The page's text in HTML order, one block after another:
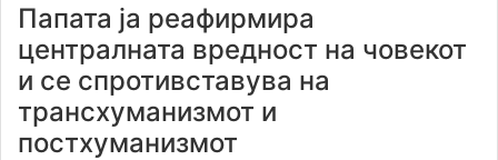
Папата ја реафирмира
централната вредност на човекот
и се спротивставува на
трансхуманизмот и
постхуманизмот